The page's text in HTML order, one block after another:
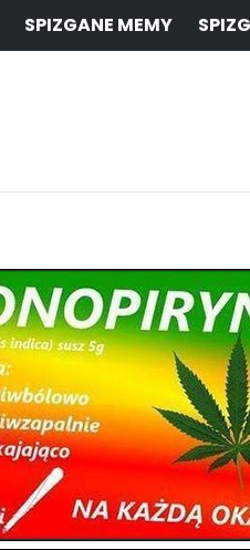
SPIZGANE MEMY